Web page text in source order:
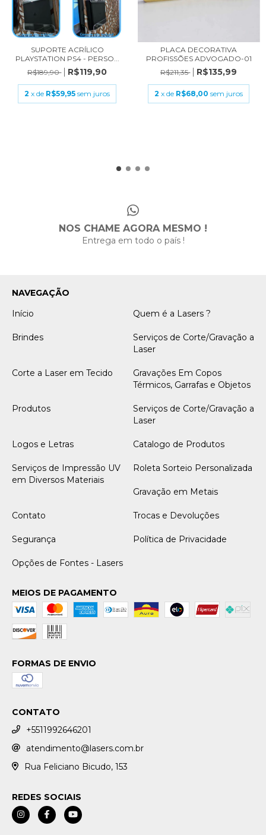
SUPORTE ACRÍLICO
PLAYSTATION PS4 - PERSO...
R$189,90
R$119,90
2 x de R$59,95 sem juros
PLACA DECORATIVA
PROFISSÕES ADVOGADO-01
R$211,35
R$135,99
2 x de R$68,00 sem juros
NOS CHAME AGORA MESMO !
Entrega em todo o país !
NAVEGAÇÃO
Início
Quem é a Lasers ?
Brindes
Serviços de Corte/Gravação a
Laser
Corte a Laser em Tecido
Gravações Em Copos
Térmicos, Garrafas e Objetos
Produtos
Serviços de Corte/Gravação a
Laser
Logos e Letras Catalogo de Produtos
Serviços de Impressão UV
em Diversos Materiais
Roleta Sorteio Personalizada
Gravação em Metais
Contato Trocas e Devoluções
Segurança Política de Privacidade
Opções de Fontes - Lasers
MEIOS DE PAGAMENTO
FORMAS DE ENVIO
CONTATO
+5511992646201
atendimento@lasers.com.br
Rua Feliciano Bicudo, 153
REDES SOCIAIS